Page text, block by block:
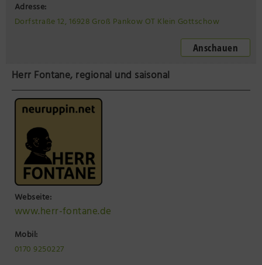
Adresse:
Dorfstraße 12, 16928 Groß Pankow OT Klein Gottschow
Anschauen
Herr Fontane, regional und saisonal
Webseite:
www.herr-fontane.de
Mobil:
0170 9250227